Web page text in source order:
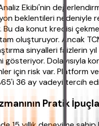
Ekibi'nin
beklentileri nedeniyle
Bu da konut kredisi
oluşturuyor. Ancak
sinyalleri faizlerin
Dolayısıyla
için risk var. Platform
%65'i 36 ay vadeyi tercih
Pratik